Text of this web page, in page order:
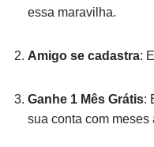
essa maravilha.
Amigo se cadastra:
Ganhe 1 Mês Grátis:
sua conta com meses